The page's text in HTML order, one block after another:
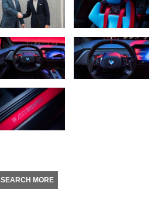
SEARCH MORE